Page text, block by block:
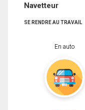
Navetteur
SE RENDRE AU TRAVAIL
En auto